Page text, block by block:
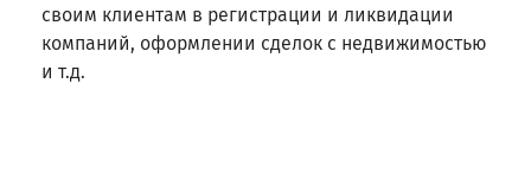
своим клиентам в регистрации и ликвидации
компаний, оформлении сделок с недвижимостью
и т.д.